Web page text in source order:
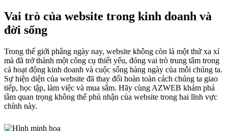
Vai trò của website trong kinh doanh và
đời sống
Trong thế giới phẳng ngày nay, website không còn là một thứ xa xỉ
mà đã trở thành một công cụ thiết yếu, đóng vai trò trung tâm trong
cả hoạt động kinh doanh và cuộc sống hàng ngày của mỗi chúng ta.
Sự hiện diện của website đã thay đổi hoàn toàn cách chúng ta giao
tiếp, học tập, làm việc và mua sắm. Hãy cùng AZWEB khám phá
tầm quan trọng không thể phủ nhận của website trong hai lĩnh vực
chính này.